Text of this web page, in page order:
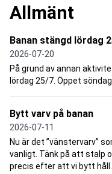
Allmänt
Banan stängd lördag
2026-07-20
På grund av annan
lördag 25/7. Öppet
Bytt varv på banan
2026-07-11
Nu är det ”vänstervarv”
vanligt. Tänk på att stalp
precis efter att vi bytt håll.